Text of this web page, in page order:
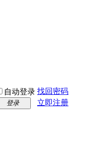
自动登录 找回密码
登录 立即注册